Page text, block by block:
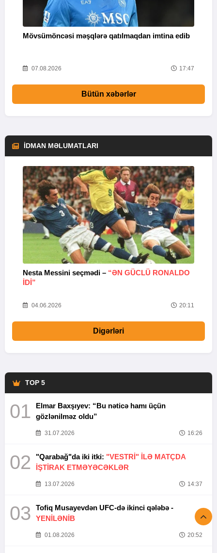
Mövsümöncəsi məşqlərə qatılmaqdan imtina edib
07.08.2026 17:47
Bütün xəbərlər
İDMAN MƏLUMATLARI
Nesta Messini seçmədi – “ƏN GÜCLÜ RONALDO
IDI”
04.06.2026 20:11
Digərləri
TOP 5
01
Elmar Baxşıyev: “Bu nəticə hamı üçün
gözlənilməz oldu”
31.07.2026 16:26
02 "Qarabağ"da iki itki: "VESTRİ" İLƏ MATÇDA
İŞTİRAK ETMƏYƏCƏKLƏR
13.07.2026 14:37
03
Tofiq Musayevdən UFC-də ikinci qələbə -
YENİLƏNİB
01.08.2026 20:52